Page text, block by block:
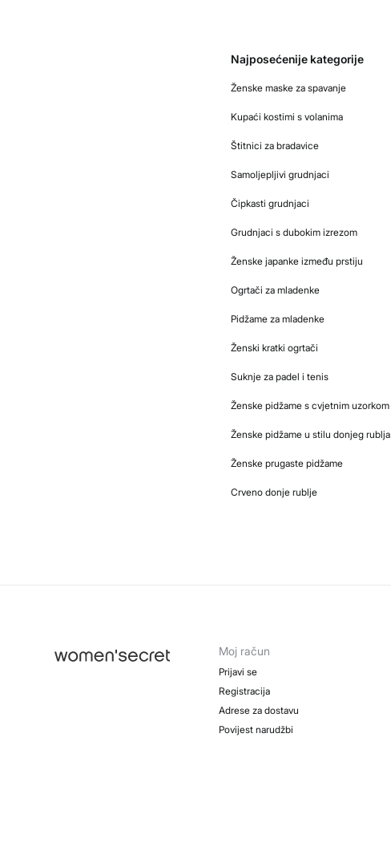
Najposećenije kategorije
Ženske maske za spavanje
Kupaći kostimi s volanima
Štitnici za bradavice
Samoljepljivi grudnjaci
Čipkasti grudnjaci
Grudnjaci s dubokim izrezom
Ženske japanke između prstiju
Ogrtači za mladenke
Pidžame za mladenke
Ženski kratki ogrtači
Suknje za padel i tenis
Ženske pidžame s cvjetnim uzorkom
Ženske pidžame u stilu donjeg rublja
Ženske prugaste pidžame
Crveno donje rublje
Moj račun
Prijavi se
Registracija
Adrese za dostavu
Povijest narudžbi